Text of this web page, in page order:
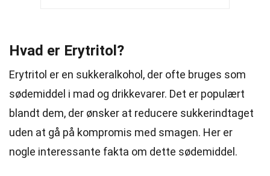
Hvad er Erytritol?
Erytritol er en sukkeralkohol, der ofte bruges som
sødemiddel i mad og drikkevarer. Det er populært
blandt dem, der ønsker at reducere sukkerindtaget
uden at gå på kompromis med smagen. Her er
nogle interessante fakta om dette sødemiddel.